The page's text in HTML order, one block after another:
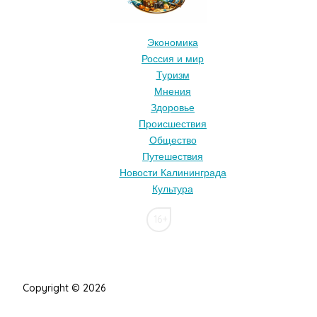
Экономика
Россия и мир
Туризм
Мнения
Здоровье
Происшествия
Общество
Путешествия
Новости Калининграда
Культура
Copyright © 2026